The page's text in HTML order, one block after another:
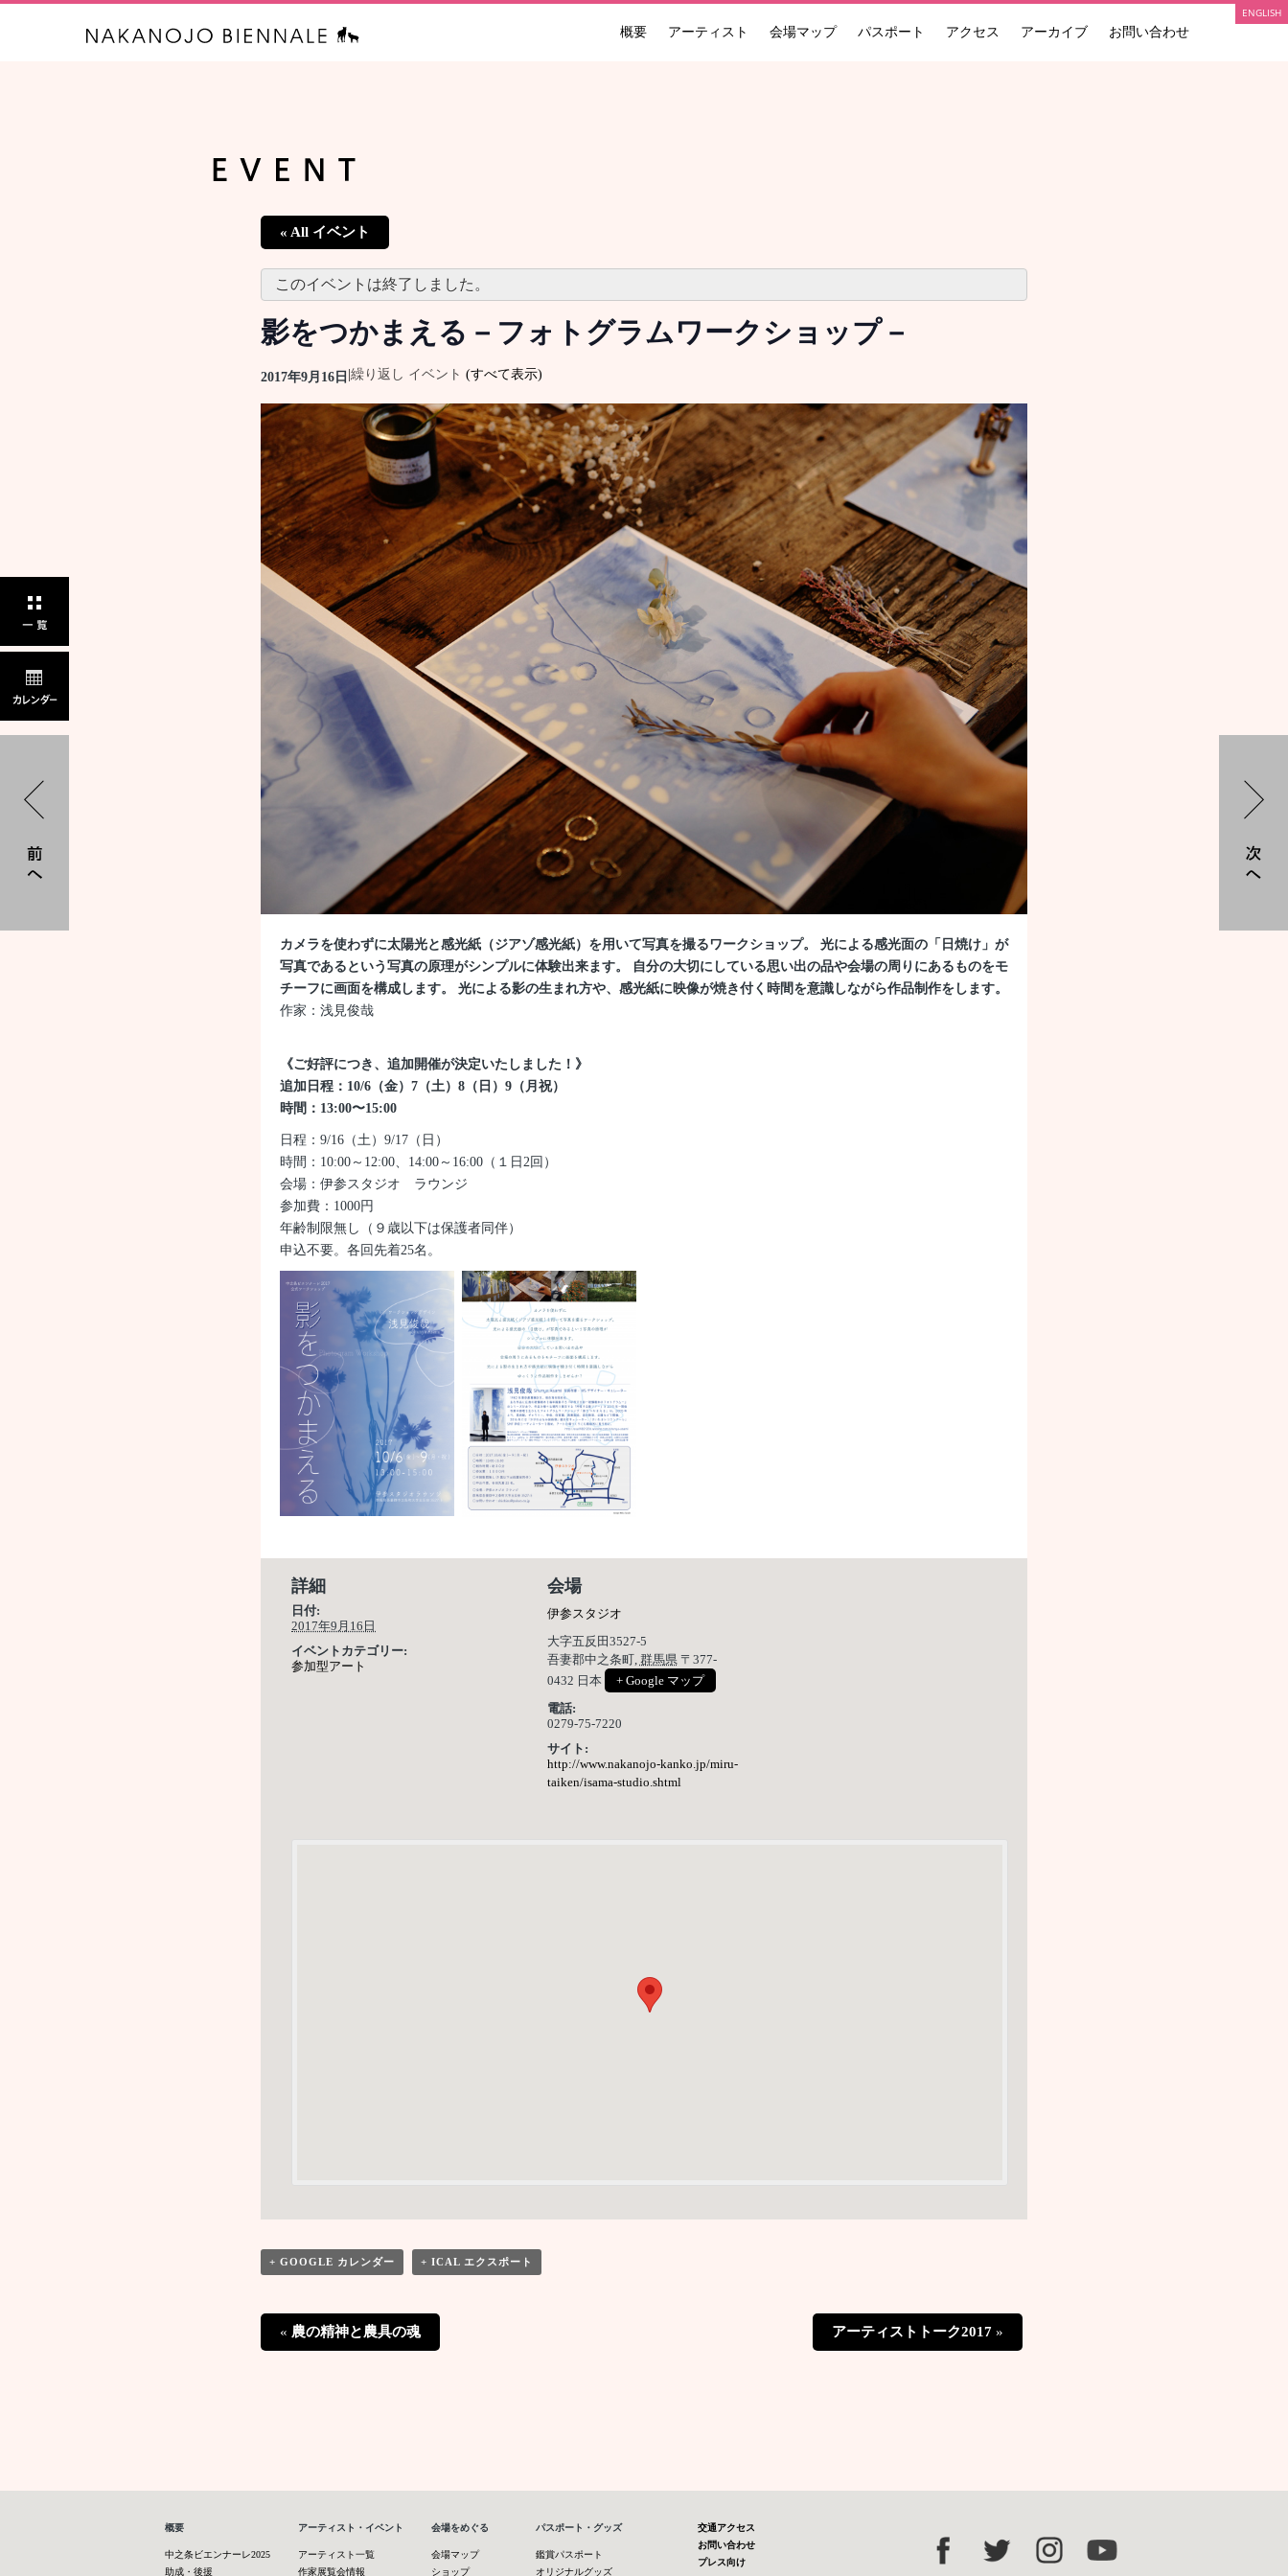
中之条ビエンナーレ 国際現代芸術祭 NAKANOJO BIENNALE
概要 アーティスト 会場マップ パスポート アクセス アーカイブ お問い合わせ
ENGLISH
« All イベント
このイベントは終了しました。
影をつかまえる－フォトグラムワークショップ－
2017年9月16日 繰り返し イベント (すべて表示)
イ
ベ
ン
ト
Navigation
カメラを使わずに太陽光と感光紙（ジアゾ感光紙）を用いて写真を撮るワークショップ。 光による感光面の「日焼け」が
写真であるという写真の原理がシンプルに体験出来ます。 自分の大切にしている思い出の品や会場の周りにあるものをモ
チーフに画面を構成します。 光による影の生まれ方や、感光紙に映像が焼き付く時間を意識しながら作品制作をします。
作家：浅見俊哉
《ご好評につき、追加開催が決定いたしました！》
追加日程：10/6（金）7（土）8（日）9（月祝）
時間：13:00〜15:00
日程：9/16（土）9/17（日）
時間：10:00～12:00、14:00～16:00（１日2回）
会場：伊参スタジオ ラウンジ
参加費：1000円
年齢制限無し（９歳以下は保護者同伴）
申込不要。各回先着25名。
詳細
日付:
2017年9月16日
イベントカテゴリー:
参加型アート
会場
伊参スタジオ
大字五反田3527-5
吾妻郡中之条町, 群馬県 〒377-
0432 日本
+ Google マップ
電話:
0279-75-7220
サイト:
http://www.nakanojo-kanko.jp/miru-
taiken/isama-studio.shtml
+ GOOGLE カレンダー + ICAL エクスポート
イ
ン
« 農の精神と農具の魂 アーティストトーク2017 »
概要
中之条ビエンナーレ2025
助成・後援
アーティスト・イベント
アーティスト一覧
作家展覧会情報
会場をめぐる
会場マップ
ショップ
パスポート・グッズ
鑑賞パスポート
オリジナルグッズ
交通アクセス
お問い合わせ
プレス向け